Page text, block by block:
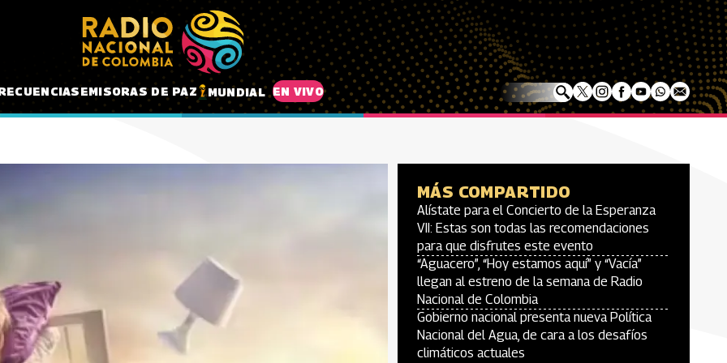
EMISORAS DE PAZ MUNDIAL EN VIVO
MÁS COMPARTIDO
Alístate para el Concierto de la Esperanza
VII: Estas son todas las recomendaciones
para que disfrutes este evento
“Aguacero”, “Hoy estamos aquí” y “Vacía”
llegan al estreno de la semana de Radio
Nacional de Colombia
Gobierno nacional presenta nueva Política
Nacional del Agua, de cara a los desafíos
climáticos actuales